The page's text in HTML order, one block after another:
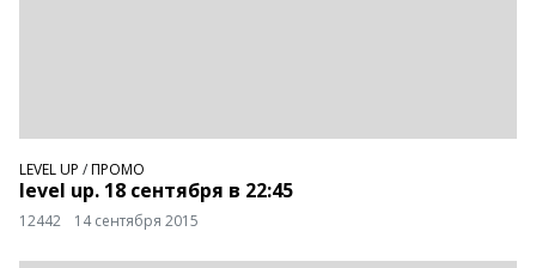
LEVEL UP /ПРОМО
level up. 18 сентября в 22:45
12442 14 сентября 2015